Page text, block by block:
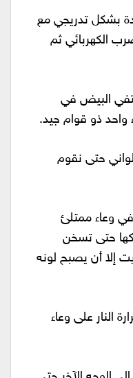
بشكل تدريجي مع
الكهربائي ثم
البيض في
واحد ذو قوام جيد.
حتى نقوم
وعاء ممتلئ
حتى تسخن
إلا أن يصبح لونه
النار على وعاء